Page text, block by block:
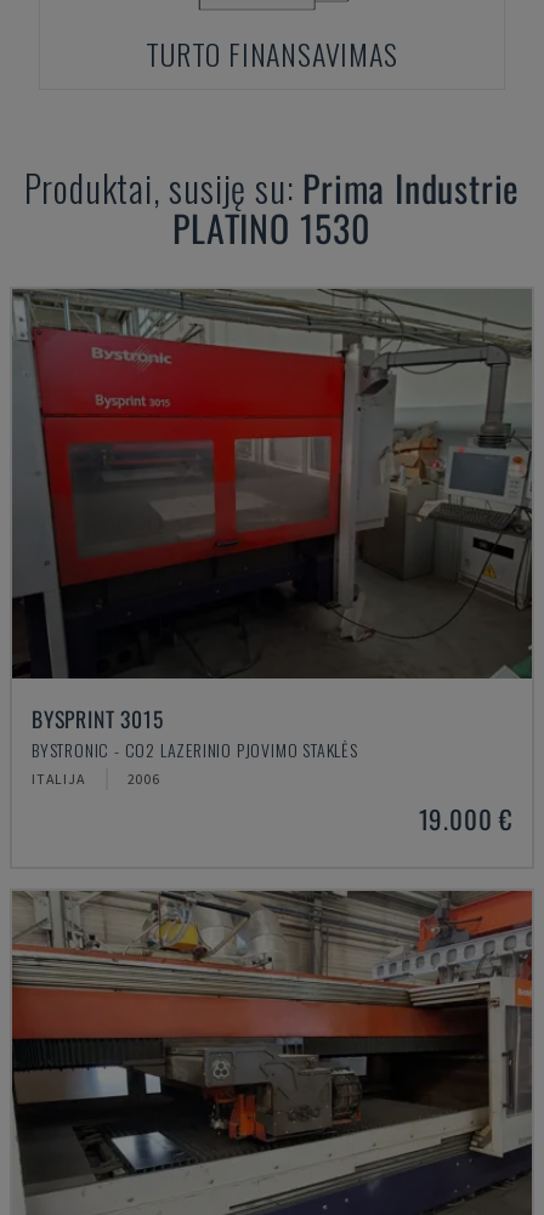
TURTO FINANSAVIMAS
Produktai, susiję su: Prima Industrie
PLATINO 1530
BYSPRINT 3015
BYSTRONIC - CO2 LAZERINIO PJOVIMO STAKLĖS
ITALIJA 2006
19.000 €